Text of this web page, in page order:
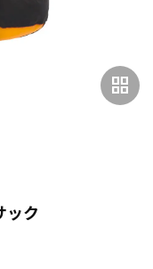
grid_view
ック